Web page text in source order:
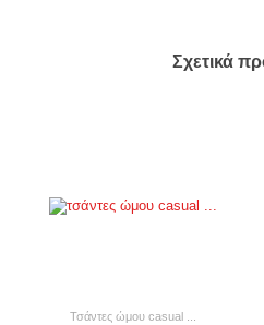
Σχετικά
τσάντες ώμου casual ...